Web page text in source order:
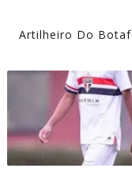
Artilheiro Do